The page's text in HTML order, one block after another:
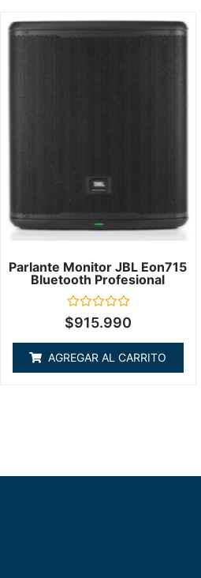
Parlante Monitor JBL Eon715
Bluetooth Profesional
Valorado
en
5
$915.990
AGREGAR AL CARRITO